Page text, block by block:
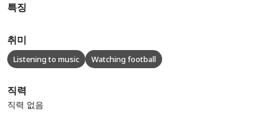
특징
취미
Listening to music Watching football
직력
직력 없음